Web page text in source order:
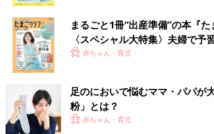
まるごと1冊“出産準備”の本『た
〈スペシャル大特集〉夫婦で予
赤ちゃん・育児
足のにおいで悩むママ・パパが
粉」とは？
赤ちゃん・育児